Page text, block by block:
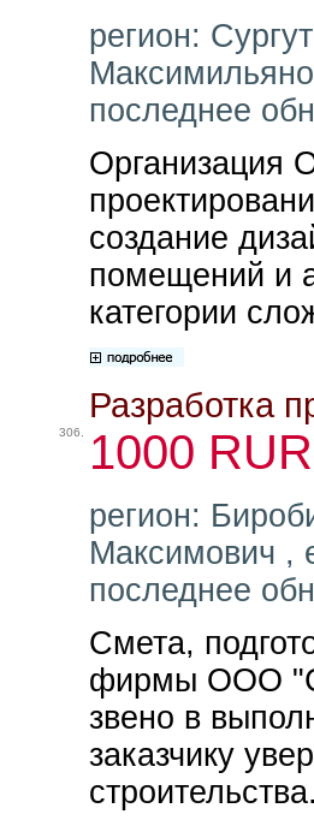
регион:
последнее
Организация
создание
помещений и
категории
306.
Разработка
1000 RUR
регион:
Максимович ,
последнее
Смета,
фирмы ООО
звено в
заказчику